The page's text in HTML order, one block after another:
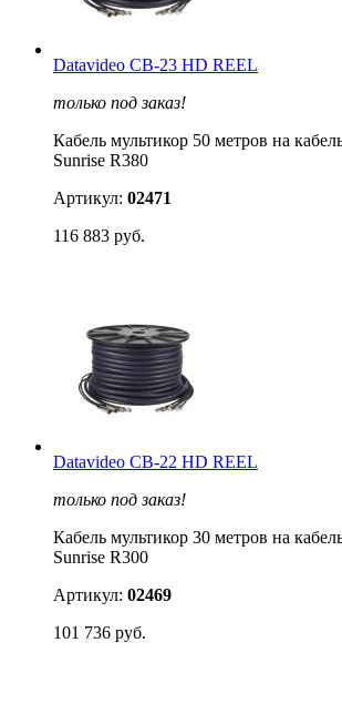
Datavideo CB-23 HD REEL
только под заказ!
Кабель мультикор 50 метров на
Sunrise R380
Артикул: 02471
116 883 руб.
Datavideo CB-22 HD REEL
только под заказ!
Кабель мультикор 30 метров на
Sunrise R300
Артикул: 02469
101 736 руб.